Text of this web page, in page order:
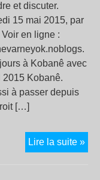
et discuter.
15 mai 2015, par
en ligne :
à Kobanê avec
2015 Kobanê.
à passer depuis
[…]
Lire la suite »2